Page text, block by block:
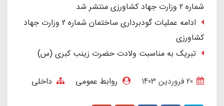
شماره 2 وزارت جهاد کشاورزی منتشر شد
ادامه عملیات گودبرداری ساختمان شماره 2 وزارت جهاد
کشاورزی
تبریک به مناسبت ولادت حضرت زینب کبری (س)
روابط عمومی داخلی